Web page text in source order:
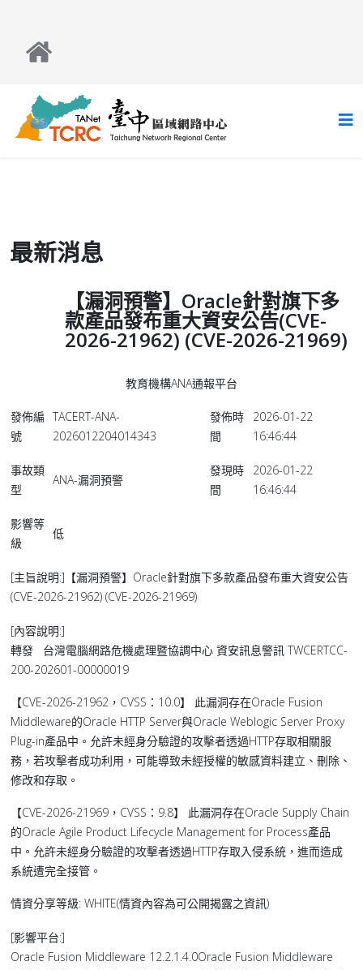
最新消息
【漏洞預警】Oracle針對旗下多
款產品發布重大資安公告(CVE-
2026-21962) (CVE-2026-21969)
教育機構ANA通報平台
發佈編
號
TACERT-ANA-
2026012204014343
發佈時
間
2026-01-22
16:46:44
事故類
型
ANA-漏洞預警
發現時
間
2026-01-22
16:46:44
影響等
級
低
[主旨說明:]【漏洞預警】Oracle針對旗下多款產品發布重大資安公告
(CVE-2026-21962) (CVE-2026-21969)
[內容說明:]
轉發 台灣電腦網路危機處理暨協調中心 資安訊息警訊 TWCERTCC-
200-202601-00000019
【CVE-2026-21962，CVSS：10.0】 此漏洞存在Oracle Fusion
Middleware的Oracle HTTP Server與Oracle Weblogic Server Proxy
Plug-in產品中。允許未經身分驗證的攻擊者透過HTTP存取相關服
務，若攻擊者成功利用，可能導致未經授權的敏感資料建立、刪除、
修改和存取。
【CVE-2026-21969，CVSS：9.8】 此漏洞存在Oracle Supply Chain
的Oracle Agile Product Lifecycle Management for Process產品
中。允許未經身分驗證的攻擊者透過HTTP存取入侵系統，進而造成
系統遭完全接管。
情資分享等級: WHITE(情資內容為可公開揭露之資訊)
[影響平台:]
Oracle Fusion Middleware 12.2.1.4.0Oracle Fusion Middleware